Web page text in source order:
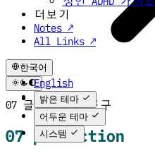
더보기
Notes ↗
All Links ↗
한국어
English
한국어
밝은 테마
어두운 테마
시스템
07 글쓰기 추가도구
07 production